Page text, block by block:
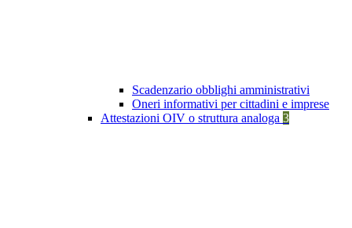
Scadenzario obblighi amministrativi
Oneri informativi per cittadini e imprese
Attestazioni OIV o struttura analoga 3